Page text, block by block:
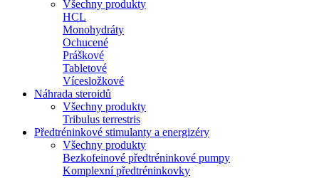
Všechny produkty
HCL
Monohydráty
Ochucené
Práškové
Tabletové
Vícesložkové
Náhrada steroidů
Všechny produkty
Tribulus terrestris
Předtréninkové stimulanty a energizéry
Všechny produkty
Bezkofeinové předtréninkové pumpy
Komplexní předtréninkovky